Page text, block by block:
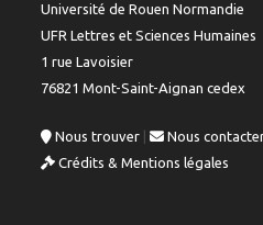
Université de Rouen Normandie
UFR Lettres et Sciences Humaines
1 rue Lavoisier
76821 Mont-Saint-Aignan cedex
Nous trouver | Nous
Crédits & Mentions légales